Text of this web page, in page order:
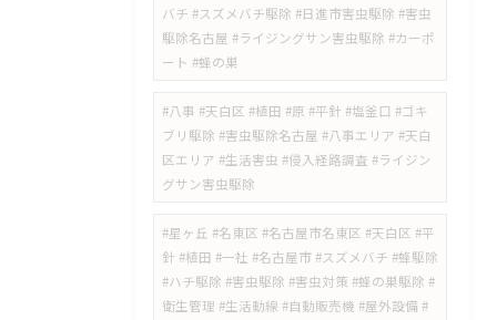
バチ #スズメバチ駆除 #日進市害虫駆除 #害虫
駆除名古屋 #ライジングサン害虫駆除 #カーポ
ート #蜂の巣
#八事 #天白区 #植田 #原 #平針 #塩釜口 #ゴキ
ブリ駆除 #害虫駆除名古屋 #八事エリア #天白
区エリア #生活害虫 #侵入経路調査 #ライジン
グサン害虫駆除
#星ヶ丘 #名東区 #名古屋市名東区 #天白区 #平
針 #植田 #一社 #名古屋市 #スズメバチ #蜂駆除
#ハチ駆除 #害虫駆除 #害虫対策 #蜂の巣駆除 #
衛生管理 #生活動線 #自動販売機 #屋外設備 #